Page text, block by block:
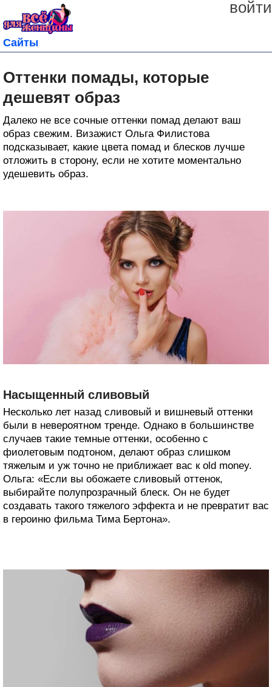
войти
Сайты
Оттенки помады, которые
дешевят образ
Далеко не все сочные оттенки помад делают ваш
образ свежим. Визажист Ольга Филистова
подсказывает, какие цвета помад и блесков лучше
отложить в сторону, если не хотите моментально
удешевить образ.
Насыщенный сливовый
Несколько лет назад сливовый и вишневый оттенки
были в невероятном тренде. Однако в большинстве
случаев такие темные оттенки, особенно с
фиолетовым подтоном, делают образ слишком
тяжелым и уж точно не приближает вас к old money.
Ольга: «Если вы обожаете сливовый оттенок,
выбирайте полупрозрачный блеск. Он не будет
создавать такого тяжелого эффекта и не превратит вас
в героиню фильма Тима Бертона».